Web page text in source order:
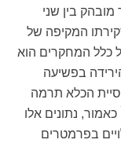
בין שני
המקיפה של
כלל המחקרים הוא
בענישה גרמה ל-25% מן הירידה בפשיעה
הוספה של 10% לאוכלוסיית הכלא תרמה
כאמור, נתונים אלו
בפרמטרים